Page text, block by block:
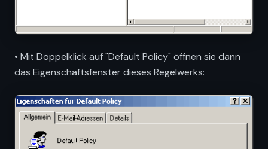
• Mit Doppelklick auf "Default Policy" öffnen sie dann
das Eigenschaftsfenster dieses Regelwerks: